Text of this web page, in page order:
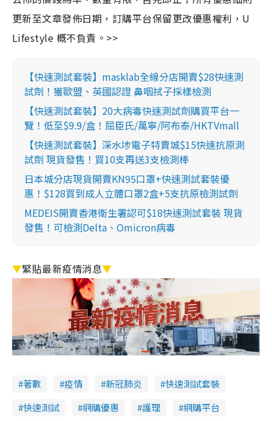
更新至文章發佈日期，訂購平台保留更改優惠權利，U
Lifestyle 概不負責。>>
【快速測試套裝】masklab全線分店開賣$28快速測
試劑！獲歐盟、英國認證 鼻咽拭子採樣檢測
【快速測試套裝】20大病毒快速測試劑購買平台一
覽！低至$9.9/盒！屈臣氏/萬寧/阿布泰/HKTVmall
【快速測試套裝】深水埗電子特賣城$15快速抗原測
試劑 現貨發售！買10支再送3支檢測棒
日本城分店現貨開賣KN95口罩+快速測試套裝優
惠！$128買到成人立體口罩2盒+5支抗原檢測試劑
MEDEIS開賣香港衛生署認可$18快速測試套裝 現貨
發售！可檢測Delta、Omicron病毒
▼緊貼最新疫情消息▼
著數 疫情 新冠肺炎
快速測試套裝
快速測試
網購優惠 護理
網購平台